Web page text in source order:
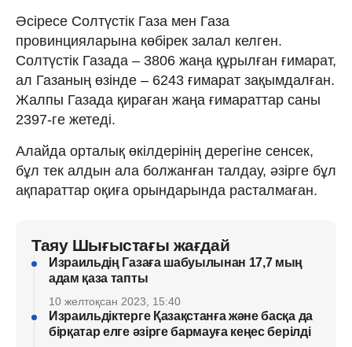
Әсіресе Солтүстік Газа мен Газа
провинцияларына көбірек залал келген.
Солтүстік Газада – 3806 жаңа құрылған ғимарат,
ал Газаның өзінде – 6243 ғимарат зақымдалған.
Жалпы Газада қираған жаңа ғимараттар саны
2397-ге жетеді.
Алайда орталық өкілдерінің дерегіне сенсек,
бұл тек алдын ала болжанған талдау, әзірге бұл
ақпараттар оқиға орындарында расталмаған.
Таяу Шығыстағы жағдай
Израильдің Газаға шабуылынан 17,7 мың
адам қаза тапты
10 желтоқсан 2023, 15:40
Израильдіктерге Қазақстанға және басқа да
бірқатар елге әзірге бармауға кеңес берілді